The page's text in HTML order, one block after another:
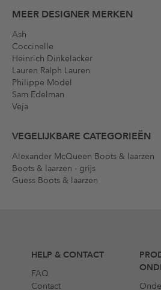
MEER DESIGNER MERKEN
Ash
Coccinelle
Heinrich Dinkelacker
Lauren Ralph Lauren
Philippe Model
Sam Edelman
Veja
VEGELIJKBARE CATEGORIEËN
Alexander McQueen Boots & laarzen
Boots & laarzen - grijs
Guess Boots & laarzen
HELP & CONTACT
FAQ
Contact